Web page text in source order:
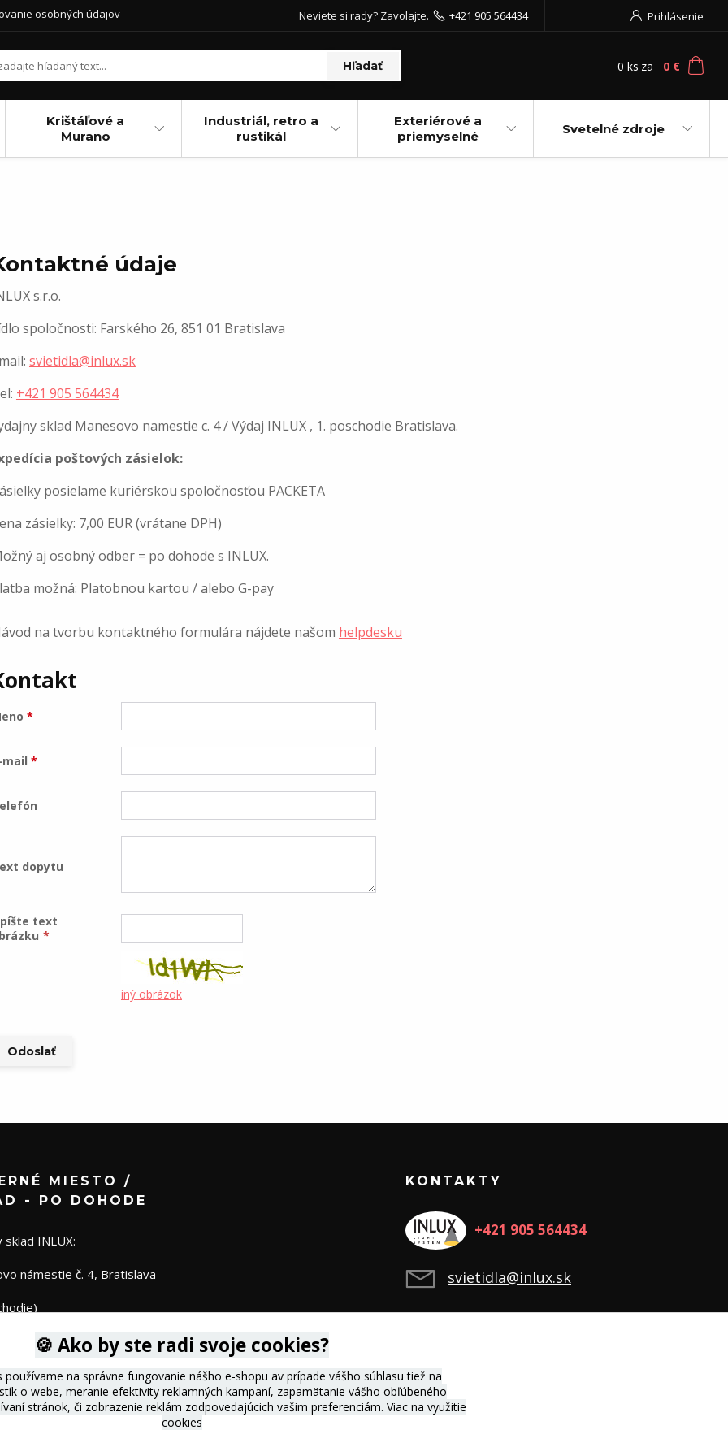
osobných údajov Prihlásenie
Hľadať
Neviete si rady? Zavolajte. +421 905 564434
0 ks za 0 €
Krištáľové a
Murano
Industriál, retro a
rustikál
Exteriérové a
priemyselné
Svetelné zdroje
údaje
s.r.o.
spoločnosti: Farského 26, 851 01 Bratislava
svietidla@inlux.sk
+421 905 564434
sklad Manesovo namestie c. 4 / Výdaj INLUX , 1. poschodie Bratislava.
poštových zásielok:
posielame kuriérskou spoločnosťou PACKETA
zásielky: 7,00 EUR (vrátane DPH)
aj osobný odber = po dohode s INLUX.
možná: Platobnou kartou / alebo G-pay
na tvorbu kontaktného formulára nájdete našom helpdesku
*
mail *
dopytu
text
*
iný obrázok
MIESTO /
- PO DOHODE
sklad INLUX:
námestie č. 4, Bratislava
KONTAKTY
+421 905 564434
svietidla@inlux.sk
🍪 Ako by ste radi svoje cookies?
používame na správne fungovanie nášho e-shopu av prípade vášho súhlasu tiež na
o webe, meranie efektivity reklamných kampaní, zapamätanie vášho obľúbeného
stránok, či zobrazenie reklám zodpovedajúcich vašim preferenciám. Viac na využitie
cookies